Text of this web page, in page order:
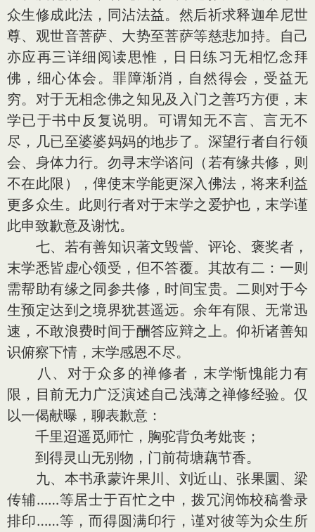
众生修成此法，同沾法益。然后祈求释迦牟尼世
尊、观世音菩萨、大势至菩萨等慈悲加持。自己
亦应再三详细阅读思惟，日日练习无相忆念拜
佛，细心体会。罪障渐消，自然得会，受益无
穷。对于无相念佛之知见及入门之善巧方便，末
学已于书中反复说明。可谓知无不言、言无不
尽，几已至婆婆妈妈的地步了。深望行者自行领
会、身体力行。勿寻末学谘问（若有缘共修，则
不在此限），俾使末学能更深入佛法，将来利益
更多众生。此则行者对于末学之爱护也，末学谨
此申致歉意及谢忱。
七、若有善知识著文毁訾、评论、褒奖者，
末学悉皆虚心领受，但不答覆。其故有二：一则
需帮助有缘之同参共修，时间宝贵。二则对于今
生预定达到之境界犹甚遥远。余年有限、无常迅
速，不敢浪费时间于酬答应辩之上。仰祈诸善知
识俯察下情，末学感恩不尽。
八、对于众多的禅修者，末学惭愧能力有
限，目前无力广泛演述自己浅薄之禅修经验。仅
以一偈献曝，聊表歉意：
千里迢遥觅师忙，胸驼背负考妣丧；
到得灵山无别物，门前荷塘藕节香。
九、本书承蒙许果川、刘近山、张果圜、梁
传辅……等居士于百忙之中，拨冗润饰校稿誊录
排印……等，而得圆满印行，谨对彼等为众生所